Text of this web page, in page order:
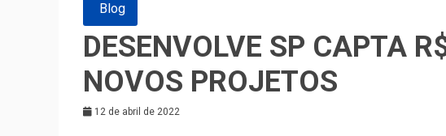
Blog
DESENVOLVE SP CAPTA
NOVOS PROJETOS
12 de abril de 2022